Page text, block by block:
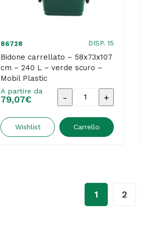
quantità
86728 DISP. 15
Bidone carrellato – 58x73x107
cm – 240 L – verde scuro –
Mobil Plastic
A partire da
79,07€
Bidone
-
Wishlist Carrello
1 2